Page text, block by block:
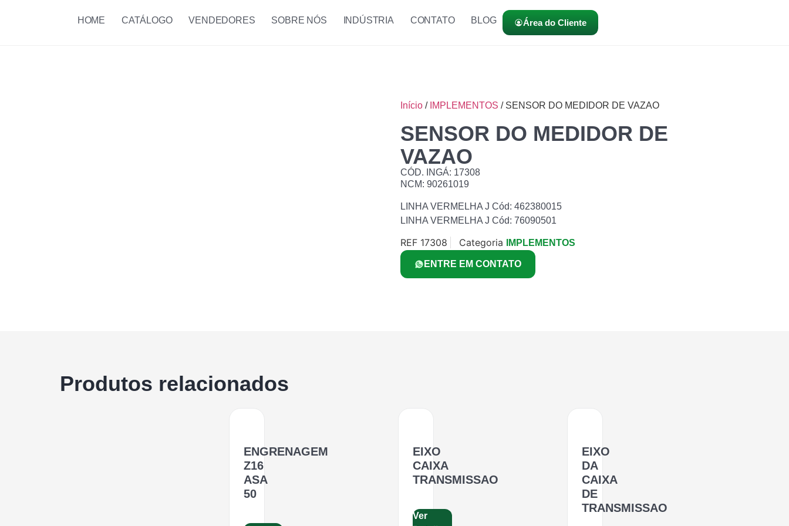
HOME CATÁLOGO VENDEDORES SOBRE NÓS INDÚSTRIA CONTATO BLOG Área do Cliente
Início / IMPLEMENTOS / SENSOR DO MEDIDOR DE VAZAO
SENSOR DO MEDIDOR DE
VAZAO
CÓD. INGÁ: 17308
NCM: 90261019
LINHA VERMELHA J Cód: 462380015
LINHA VERMELHA J Cód: 76090501
REF 17308 Categoria IMPLEMENTOS
ENTRE EM CONTATO
Produtos relacionados
ENGRENAGEM
Z16
ASA
50
EIXO
CAIXA
TRANSMISSAO
Ver
EIXO
DA
CAIXA
DE
TRANSMISSAO